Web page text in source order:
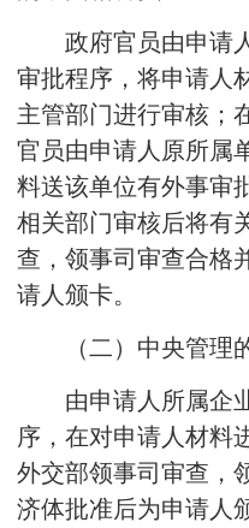
政府官员由申请人
审批程序，将申请人
主管部门进行审核；
官员由申请人原所属
料送该单位有外事审
相关部门审核后将有
查，领事司审查合格
请人颁卡。
（二）中央管理的
由申请人所属企业
序，在对申请人材料
外交部领事司审查，
济体批准后为申请人